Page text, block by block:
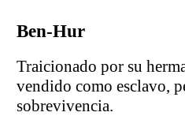
Ben-Hur
Traicionado por su
vendido como esclavo,
sobrevivencia.